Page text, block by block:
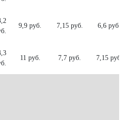
9,9 руб. 7,15 руб. 6,6 руб.
11 руб. 7,7 руб. 7,15 руб.